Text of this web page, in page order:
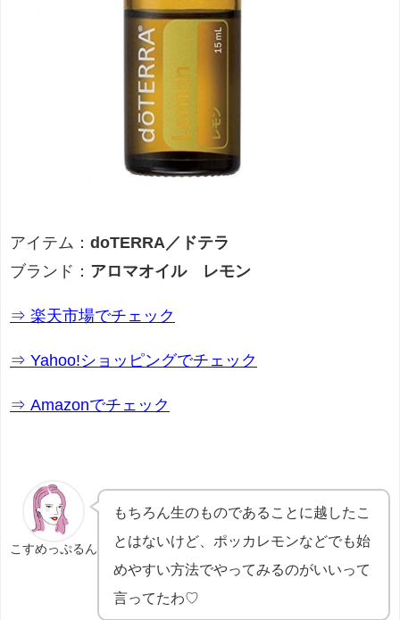
アイテム： doTERRA／ドテラ
ブランド： アロマオイル レモン
⇒ 楽天市場でチェック
⇒ Yahoo!ショッピングでチェック
⇒ Amazonでチェック
こすめっぷるん
もちろん生のものであることに越したこ
とはないけど、ポッカレモンなどでも始
めやすい方法でやってみるのがいいって
言ってたわ♡